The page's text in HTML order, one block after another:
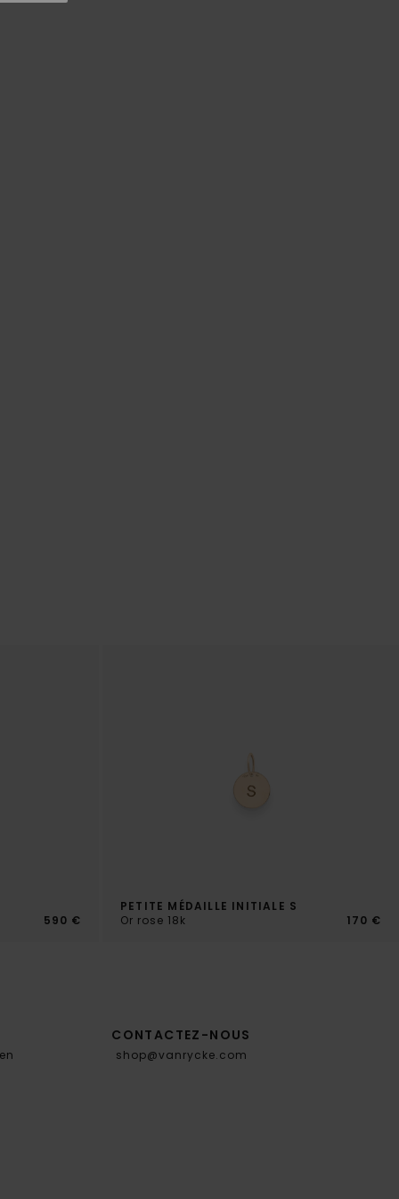
590 €
PETITE MÉDAILLE INITIALE S
Or rose 18k
170 €
CONTACTEZ-NOUS
shop@vanrycke.com